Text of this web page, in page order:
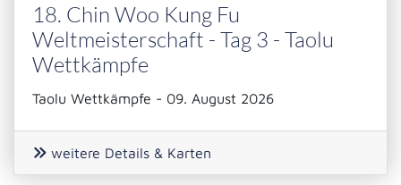
18. Chin Woo Kung Fu
Weltmeisterschaft - Tag 3 - Taolu
Wettkämpfe
Taolu Wettkämpfe - 09. August 2026
weitere Details & Karten